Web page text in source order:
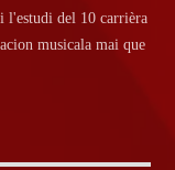
l'estudi del 10 carrièra
musicala mai que